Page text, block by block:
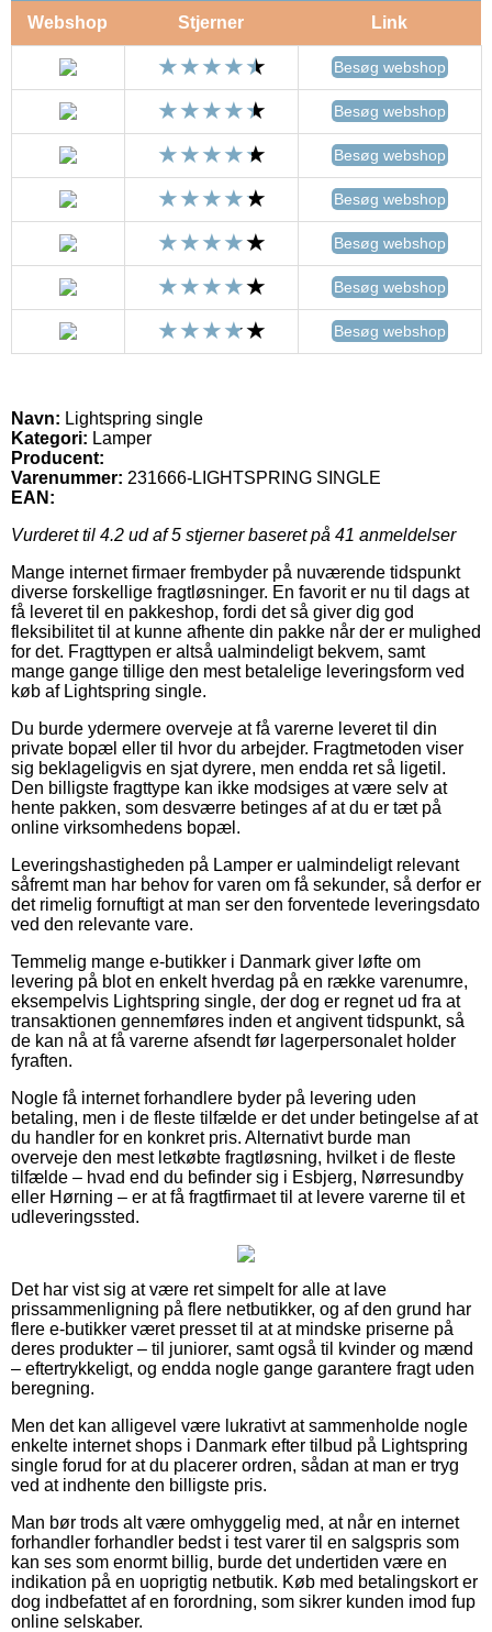
Webshop Stjerner Link
Besøg webshop
Besøg webshop
Besøg webshop
Besøg webshop
Besøg webshop
Besøg webshop
Besøg webshop
Navn: Lightspring single
Kategori: Lamper
Producent:
Varenummer: 231666-LIGHTSPRING SINGLE
EAN:
Vurderet til 4.2 ud af 5 stjerner baseret på 41 anmeldelser
Mange internet firmaer frembyder på nuværende tidspunkt
diverse forskellige fragtløsninger. En favorit er nu til dags at
få leveret til en pakkeshop, fordi det så giver dig god
fleksibilitet til at kunne afhente din pakke når der er mulighed
for det. Fragttypen er altså ualmindeligt bekvem, samt
mange gange tillige den mest betalelige leveringsform ved
køb af Lightspring single.
Du burde ydermere overveje at få varerne leveret til din
private bopæl eller til hvor du arbejder. Fragtmetoden viser
sig beklageligvis en sjat dyrere, men endda ret så ligetil.
Den billigste fragttype kan ikke modsiges at være selv at
hente pakken, som desværre betinges af at du er tæt på
online virksomhedens bopæl.
Leveringshastigheden på Lamper er ualmindeligt relevant
såfremt man har behov for varen om få sekunder, så derfor er
det rimelig fornuftigt at man ser den forventede leveringsdato
ved den relevante vare.
Temmelig mange e-butikker i Danmark giver løfte om
levering på blot en enkelt hverdag på en række varenumre,
eksempelvis Lightspring single, der dog er regnet ud fra at
transaktionen gennemføres inden et angivent tidspunkt, så
de kan nå at få varerne afsendt før lagerpersonalet holder
fyraften.
Nogle få internet forhandlere byder på levering uden
betaling, men i de fleste tilfælde er det under betingelse af at
du handler for en konkret pris. Alternativt burde man
overveje den mest letkøbte fragtløsning, hvilket i de fleste
tilfælde – hvad end du befinder sig i Esbjerg, Nørresundby
eller Hørning – er at få fragtfirmaet til at levere varerne til et
udleveringssted.
Det har vist sig at være ret simpelt for alle at lave
prissammenligning på flere netbutikker, og af den grund har
flere e-butikker været presset til at at mindske priserne på
deres produkter – til juniorer, samt også til kvinder og mænd
– eftertrykkeligt, og endda nogle gange garantere fragt uden
beregning.
Men det kan alligevel være lukrativt at sammenholde nogle
enkelte internet shops i Danmark efter tilbud på Lightspring
single forud for at du placerer ordren, sådan at man er tryg
ved at indhente den billigste pris.
Man bør trods alt være omhyggelig med, at når en internet
forhandler forhandler bedst i test varer til en salgspris som
kan ses som enormt billig, burde det undertiden være en
indikation på en uoprigtig netbutik. Køb med betalingskort er
dog indbefattet af en forordning, som sikrer kunden imod fup
online selskaber.